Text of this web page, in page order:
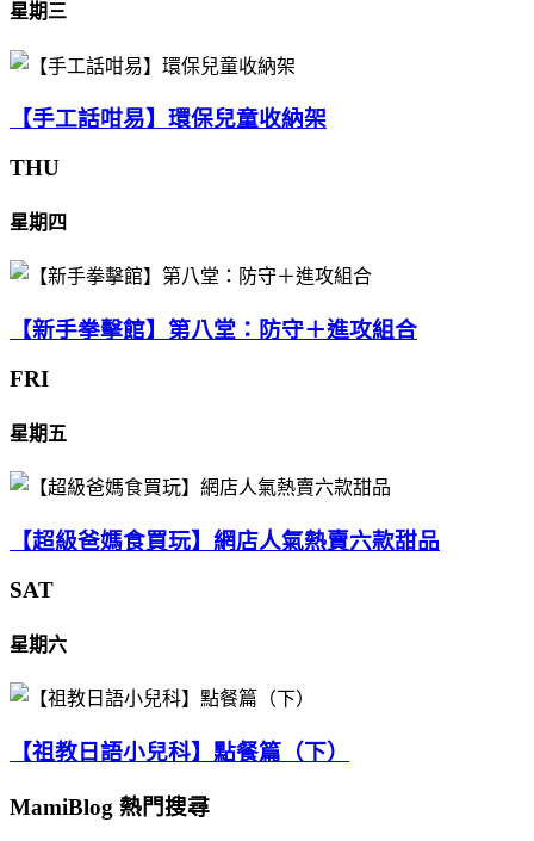
星期三
【手工話咁易】環保兒童收納架
THU
星期四
【新手拳擊館】第八堂：防守＋進攻組合
FRI
星期五
【超級爸媽食買玩】網店人氣熱賣六款甜品
SAT
星期六
【祖教日語小兒科】點餐篇（下）
MamiBlog 熱門搜尋